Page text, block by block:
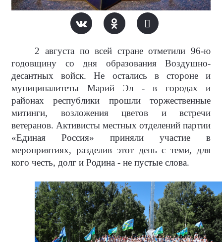
2 августа по всей стране отметили 96-ю
годовщину со дня образования Воздушно-
десантных войск. Не остались в стороне и
муниципалитеты Марий Эл - в городах и
районах республики прошли торжественные
митинги, возложения цветов и встречи
ветеранов. Активисты местных отделений партии
«Единая Россия» приняли участие в
мероприятиях, разделив этот день с теми, для
кого честь, долг и Родина - не пустые слова.